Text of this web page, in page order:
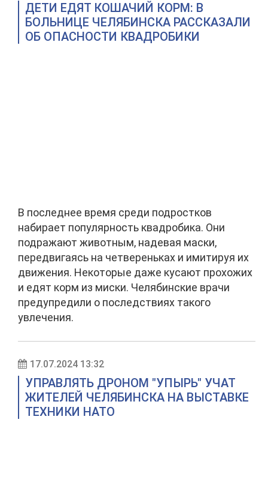
ДЕТИ ЕДЯТ КОШАЧИЙ КОРМ: В
БОЛЬНИЦЕ ЧЕЛЯБИНСКА РАССКАЗАЛИ
ОБ ОПАСНОСТИ КВАДРОБИКИ
В последнее время среди подростков
набирает популярность квадробика. Они
подражают животным, надевая маски,
передвигаясь на четвереньках и имитируя их
движения. Некоторые даже кусают прохожих
и едят корм из миски. Челябинские врачи
предупредили о последствиях такого
увлечения.
17.07.2024 13:32
УПРАВЛЯТЬ ДРОНОМ "УПЫРЬ" УЧАТ
ЖИТЕЛЕЙ ЧЕЛЯБИНСКА НА ВЫСТАВКЕ
ТЕХНИКИ НАТО